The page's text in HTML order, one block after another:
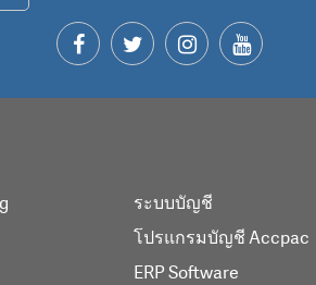
ระบบบัญชี
โปรแกรมบัญชี Accpac
ERP Software